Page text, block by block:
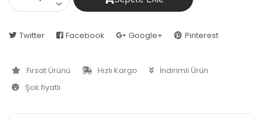
Twitter Facebook Google+ Pinterest
Fırsat Ürünü Hızlı Kargo
İndirimli Ürün
Şok fiyatlı